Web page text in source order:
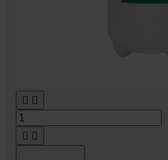
 
 